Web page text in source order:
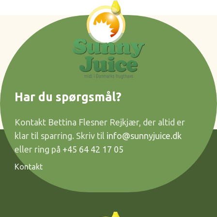
Har du spørgsmål?
Kontakt Bettina Flesner Rejkjær, der altid er
klar til sparring. Skriv til info@sunnyjuice.dk
eller ring på +45 64 42 17 05
Kontakt